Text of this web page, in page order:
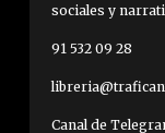
sociales y
91 532 09 28
Canal de